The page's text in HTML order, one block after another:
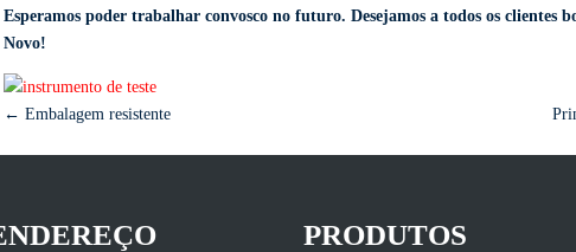
Esperamos poder trabalhar convosco no futuro. Desejamos a todos os clientes
Novo!
← Embalagem resistente
PRODUTOS